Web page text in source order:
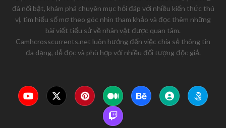
đá nổi bật, khám phá chuyên mục hỏi đáp với nhiều kiến thức thú
vị, tìm hiểu sổ mơ theo góc nhìn tham khảo và đọc thêm những
bài viết tiểu sử về nhân vật được quan tâm.
Camhcrosscurrents.net luôn hướng đến việc chia sẻ thông tin
đa dạng, dễ đọc và phù hợp với nhiều đối tượng độc giả.